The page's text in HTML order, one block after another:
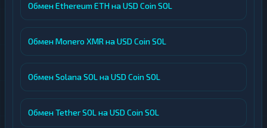
Обмен Ethereum ETH на USD Coin SOL
Обмен Monero XMR на USD Coin SOL
Обмен Solana SOL на USD Coin SOL
Обмен Tether SOL на USD Coin SOL